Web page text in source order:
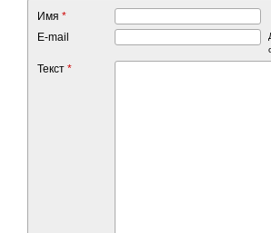
Имя *
E-mail
Текст *